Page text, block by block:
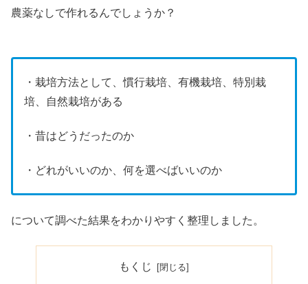
農薬なしで作れるんでしょうか？
・栽培方法として、慣行栽培、有機栽培、特別栽
培、自然栽培がある
・昔はどうだったのか
・どれがいいのか、何を選べばいいのか
について調べた結果をわかりやすく整理しました。
もくじ